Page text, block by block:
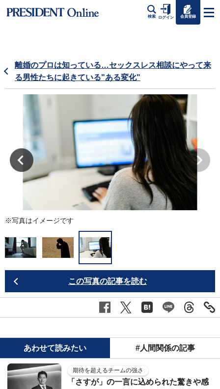
検索 ログイン 会員登録
離婚のプロは知っている…セックスレス相談にやって来
る男性たちに起きている"ある変化"
※写真はイメージです
この写真の記事を読む
あわせて読みたい #人間関係の記事
期待を超えるチームの強さ
「さすが」の一言に込められた驚きや感